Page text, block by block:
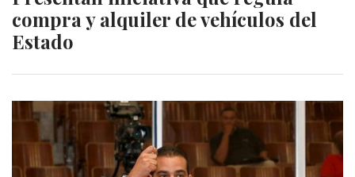
compra y alquiler de vehículos del
Estado